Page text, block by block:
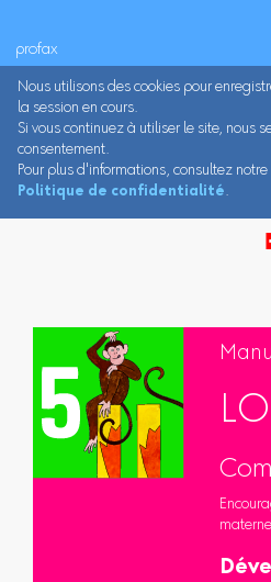
profax
Nous utilisons des cookies pour
la session en cours.
Si vous continuez à utiliser le site, nous
consentement.
Pour plus d'informations, consultez notre
Politique de confidentialité.